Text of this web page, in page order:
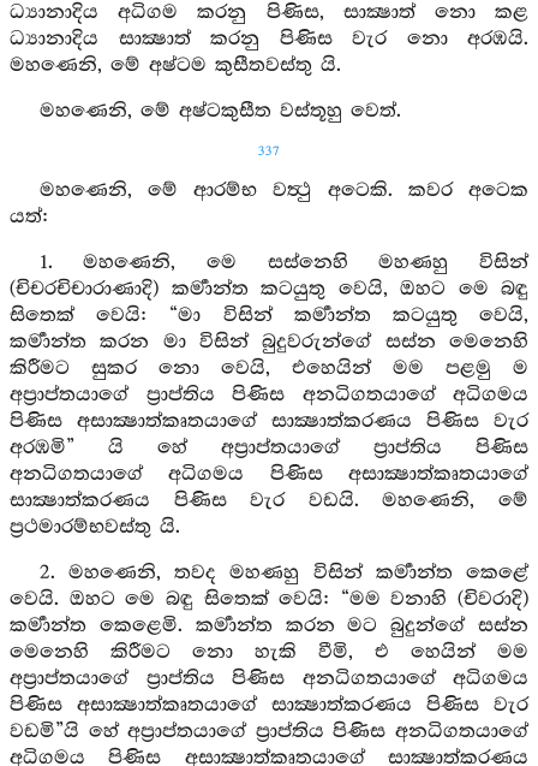
ධ්‍යානාදිය අධිගම කරනු පිණිස, සාක්‍ෂාත් නො කළ
ධ්‍යානාදිය සාක්‍ෂාත් කරනු පිණිස වැර නො අරඹයි.
මහණෙනි, මේ අෂ්ටම කුසීතවස්තු යි.
මහණෙනි, මේ අෂ්ටකුසීත වස්තූහු වෙත්.
337
මහණෙනි, මේ ආරම්භ වත්‍ථු අටෙකි. කවර අටෙක
යත්:
1. මහණෙනි, මෙ සස්නෙහි මහණහු විසින්
(චිචරචිචාරාණාදි) කර්‍මාන්ත කටයුතු වෙයි, ඔහට මෙ බඳු
සිතෙක් වෙයි: “මා විසින් කර්‍මාන්ත කටයුතු වෙයි,
කර්‍මාන්ත කරන මා විසින් බුදුවරුන්ගේ සස්න මෙනෙහි
කිරීමට සුකර නො වෙයි, එහෙයින් මම පළමු ම
අප්‍රාප්තයාගේ ප්‍රාප්තිය පිණිස අනධිගතයාගේ අධිගමය
පිණිස අසාක්‍ෂාත්කෘතයාගේ සාක්‍ෂාත්කරණය පිණිස වැර
අරඹමි” යි හේ අප්‍රාප්තයාගේ ප්‍රාප්තිය පිණිස
අනධිගතයාගේ අධිගමය පිණිස අසාක්‍ෂාත්කෘතයාගේ
සාක්‍ෂාත්කරණය පිණිස වැර වඩයි. මහණෙනි, මේ
ප්‍රථමාරම්භවස්තු යි.
2. මහණෙනි, තවද මහණහු විසින් කර්‍මාන්ත කෙළේ
වෙයි. ඔහට මෙ බඳු සිතෙක් වෙයි: “මම වනාහි (චිවරාදි)
කර්‍මාන්ත කෙළෙමි. කර්‍මාන්ත කරන මට බුදුන්ගේ සස්න
මෙනෙහි කිරීමට නො හැකි වීමි, එ හෙයින් මම
අප්‍රාප්තයාගේ ප්‍රාප්තිය පිණිස අනධිගතයාගේ අධිගමය
පිණිස අසාක්‍ෂාත්කෘතයාගේ සාක්‍ෂාත්කරණය පිණිස වැර
වඩමි”යි හේ අප්‍රාප්තයාගේ ප්‍රාප්තිය පිණිස අනධිගතයාගේ
අධිගමය පිණිස අසාක්‍ෂාත්කෘතයාගේ සාක්‍ෂාත්කරණය